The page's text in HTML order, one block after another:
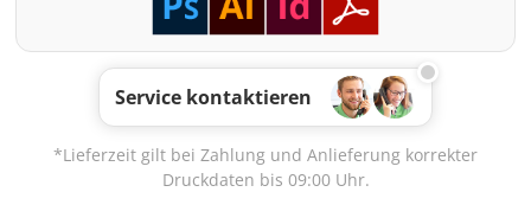
Service kontaktieren
*Lieferzeit gilt bei Zahlung und Anlieferung korrekter
Druckdaten bis 09:00 Uhr.